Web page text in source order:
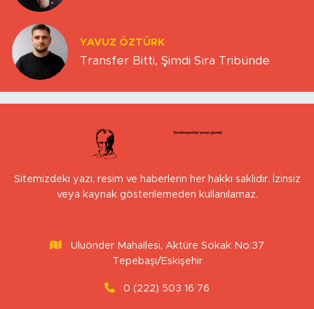
YAVUZ ÖZTÜRK
Transfer Bitti, Şimdi Sıra Tribünde
Sitemizdeki yazı, resim ve haberlerin her hakkı saklıdır. İzinsiz
veya kaynak gösterilemeden kullanılamaz.
Uluönder Mahallesi, Aktüre Sokak No:37
Tepebaşı/Eskişehir
0 (222) 503 16 76